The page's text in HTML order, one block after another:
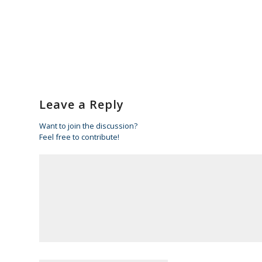
Leave a Reply
Want to join the discussion?
Feel free to contribute!